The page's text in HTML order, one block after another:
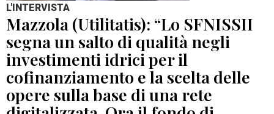
L'INTERVISTA
Mazzola (Utilitatis): “Lo SFNISSII
segna un salto di qualità negli
investimenti idrici per il
cofinanziamento e la scelta delle
opere sulla base di una rete